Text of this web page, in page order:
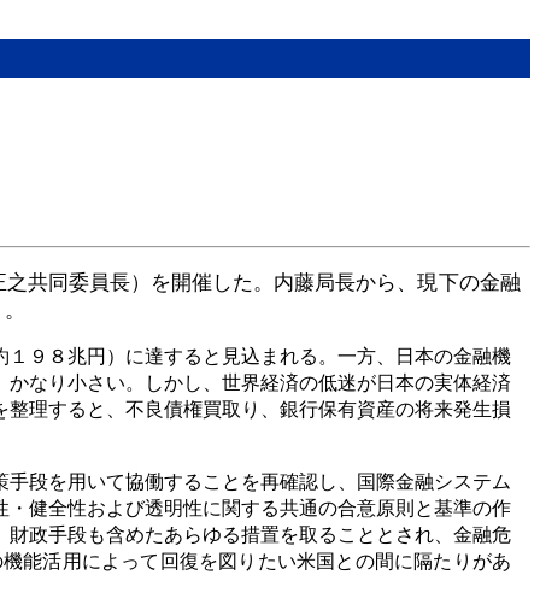
共同委員長）を開催した。内藤局長から、現下の金融
９８兆円）に達すると見込まれる。一方、日本の金融機
なり小さい。しかし、世界経済の低迷が日本の実体経済
理すると、不良債権買取り、銀行保有資産の将来発生損
段を用いて協働することを再確認し、国際金融システム
健全性および透明性に関する共通の合意原則と基準の作
政手段も含めたあらゆる措置を取ることとされ、金融危
能活用によって回復を図りたい米国との間に隔たりがあ